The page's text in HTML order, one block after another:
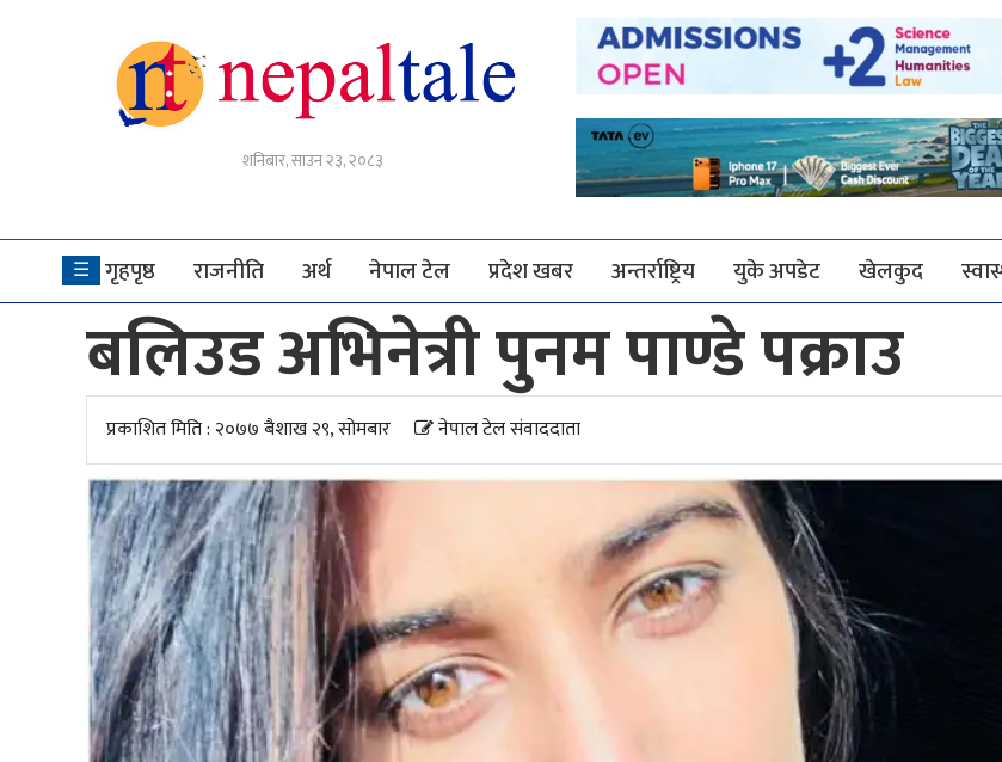
शनिबार, साउन २३, २०८३
अर्थ
नेपाल
अन्तर्राष्ट्रिय
खेलकुद
स्वास्थ्य/
जिबनशैली
☰ गृहपृष्ठ राजनीति अर्थ नेपाल टेल प्रदेश खबर अन्तर्राष्ट्रिय युके अपडेट खेलकुद
बलिउड अभिनेत्री पुनम पाण्डे पक्राउ
प्रकाशित मिति : २०७७ बैशाख २९, सोमबार नेपाल टेल संवाददाता